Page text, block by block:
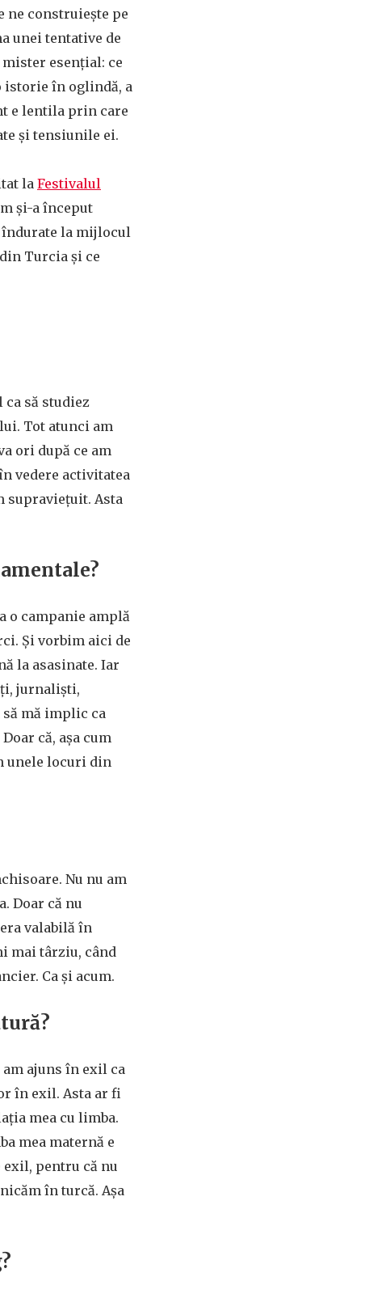
ne construiește pe
unei tentative de
esențial: ce
istorie în oglindă, a
e lentila prin care
și tensiunile ei.
la Festivalul
și-a început
la mijlocul
Turcia și ce
ca să studiez
Tot atunci am
ori după ce am
vedere activitatea
supraviețuit. Asta
o campanie amplă
Și vorbim aici de
la asasinate. Iar
jurnaliști,
mă implic ca
că, așa cum
unele locuri din
Nu nu am
Doar că nu
valabilă în
mai târziu, când
Ca și acum.
ajuns în exil ca
în exil. Asta ar fi
mea cu limba.
mea maternă e
pentru că nu
în turcă. Așa